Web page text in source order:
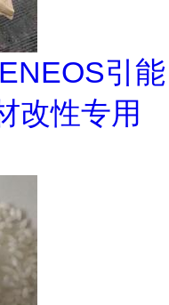
引能
改性专用